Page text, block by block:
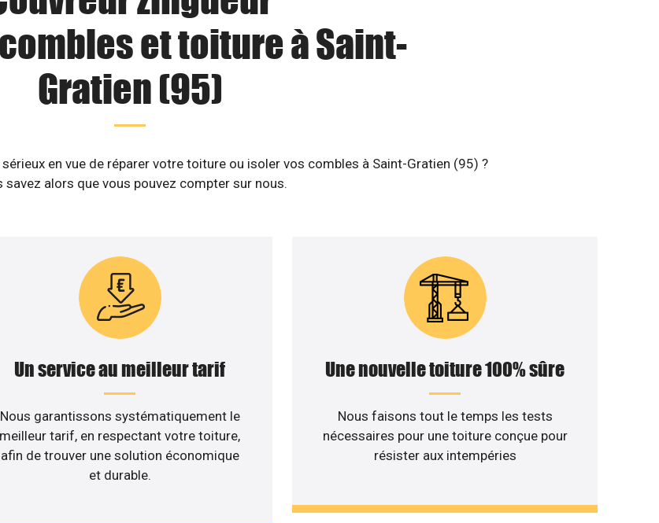
et toiture à Saint-
Gratien (95)
en vue de réparer votre toiture ou isoler vos combles à Saint-Gratien (95) ?
savez alors que vous pouvez compter sur nous.
Un service au meilleur tarif
Nous garantissons systématiquement le
meilleur tarif, en respectant votre toiture,
afin de trouver une solution économique
et durable.
Une nouvelle toiture 100% sûre
Nous faisons tout le temps les tests
nécessaires pour une toiture conçue pour
résister aux intempéries